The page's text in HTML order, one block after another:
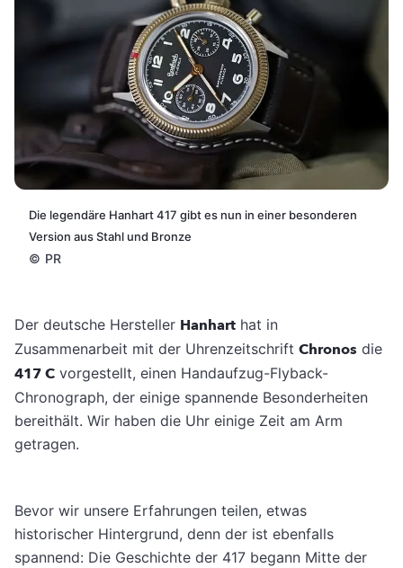
Die legendäre Hanhart 417 gibt es nun in einer besonderen
Version aus Stahl und Bronze
© PR
Der deutsche Hersteller Hanhart hat in
Zusammenarbeit mit der Uhrenzeitschrift Chronos die
417 C vorgestellt, einen Handaufzug-Flyback-
Chronograph, der einige spannende Besonderheiten
bereithält. Wir haben die Uhr einige Zeit am Arm
getragen.
Bevor wir unsere Erfahrungen teilen, etwas
historischer Hintergrund, denn der ist ebenfalls
spannend: Die Geschichte der 417 begann Mitte der